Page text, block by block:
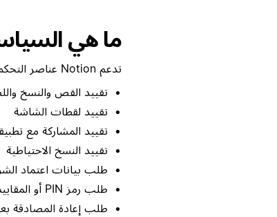
ما هي
تدعم Notion عناصر التحكم في حماية التطبيقات التالية من خلال Intune:
تقييد القص والنسخ
تقييد لقطات الشاشة
تقييد المشاركة مع
تقييد النسخ الاحتياطية
طلب بيانات اعتماد
طلب رمز PIN أو المقاييس الحيوية
طلب إعادة المصادقة